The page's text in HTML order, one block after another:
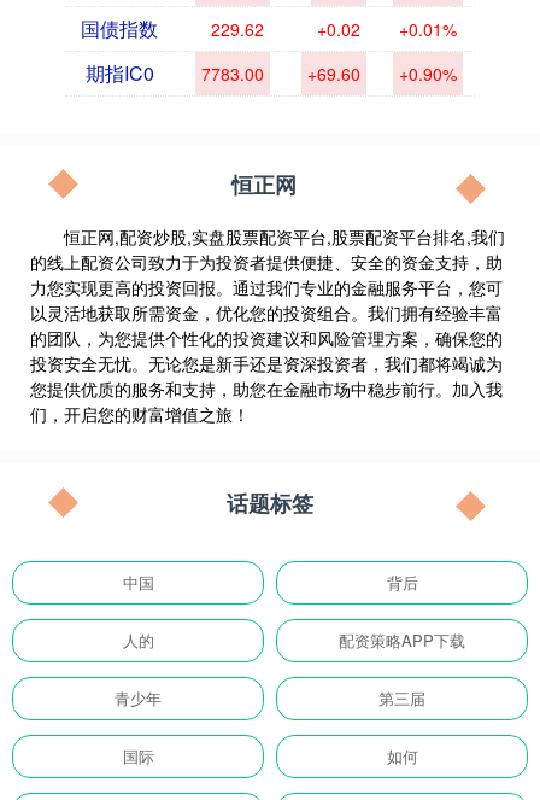
国债指数 229.62 +0.02 +0.01%
期指IC0 7783.00 +69.60 +0.90%
恒正网
恒正网,配资炒股,实盘股票配资平台,股票配资平台排名,我们
的线上配资公司致力于为投资者提供便捷、安全的资金支持，助
力您实现更高的投资回报。通过我们专业的金融服务平台，您可
以灵活地获取所需资金，优化您的投资组合。我们拥有经验丰富
的团队，为您提供个性化的投资建议和风险管理方案，确保您的
投资安全无忧。无论您是新手还是资深投资者，我们都将竭诚为
您提供优质的服务和支持，助您在金融市场中稳步前行。加入我
们，开启您的财富增值之旅！
话题标签
中国 背后
人的 配资策略APP下载
青少年 第三届
国际 如何